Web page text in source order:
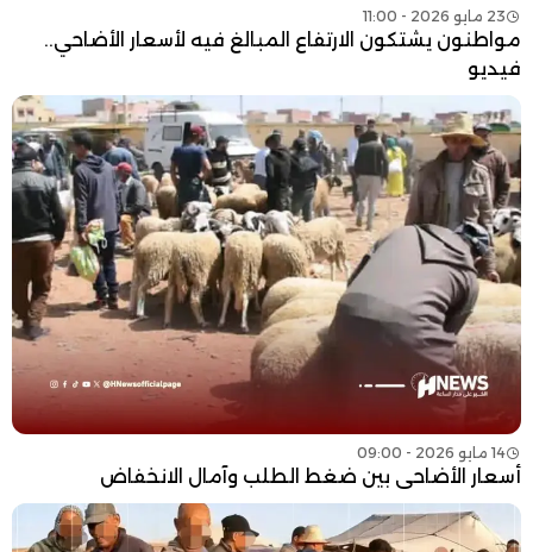
23 مايو 2026 - 11:00
مواطنون يشتكون الارتفاع المبالغ فيه لأسعار الأضاحي..
فيديو
14 مايو 2026 - 09:00
أسعار الأضاحي بين ضغط الطلب وآمال الانخفاض